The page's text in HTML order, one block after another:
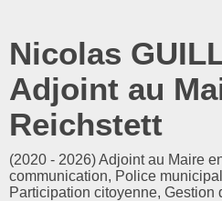
Nicolas
Adjoint au
Reichstett
(2020 - 2026) Adjoint au Maire
communication, Police
Participation citoyenne, Gestion